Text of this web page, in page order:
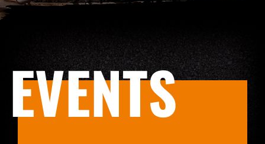
EVENTS